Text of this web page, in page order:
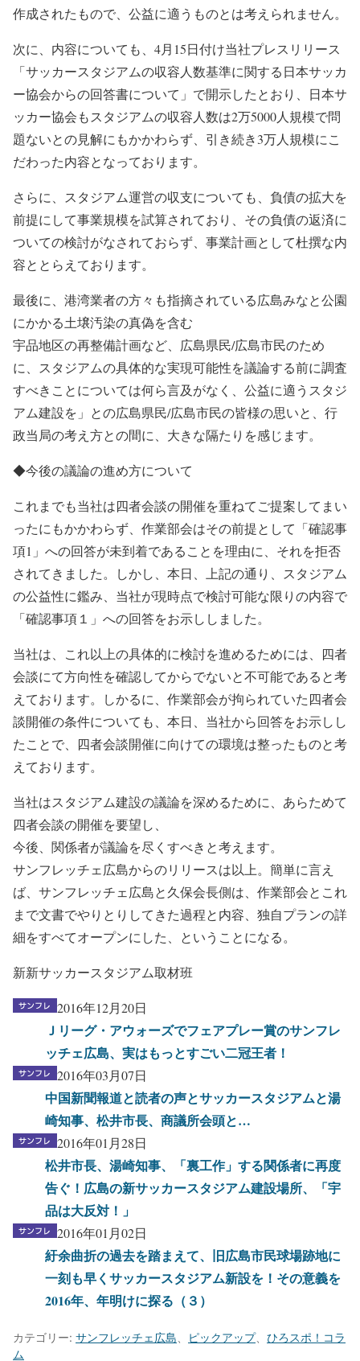
作成されたもので、公益に適うものとは考えられません。
次に、内容についても、4月15日付け当社プレスリリース
「サッカースタジアムの収容人数基準に関する日本サッカ
ー協会からの回答書について」で開示したとおり、日本サ
ッカー協会もスタジアムの収容人数は2万5000人規模で問
題ないとの見解にもかかわらず、引き続き3万人規模にこ
だわった内容となっております。
さらに、スタジアム運営の収支についても、負債の拡大を
前提にして事業規模を試算されており、その負債の返済に
ついての検討がなされておらず、事業計画として杜撰な内
容ととらえております。
最後に、港湾業者の方々も指摘されている広島みなと公園
にかかる土壌汚染の真偽を含む
宇品地区の再整備計画など、広島県民/広島市民のため
に、スタジアムの具体的な実現可能性を議論する前に調査
すべきことについては何ら言及がなく、公益に適うスタジ
アム建設を」との広島県民/広島市民の皆様の思いと、行
政当局の考え方との間に、大きな隔たりを感じます。
◆今後の議論の進め方について
これまでも当社は四者会談の開催を重ねてご提案してまい
ったにもかかわらず、作業部会はその前提として「確認事
項1」への回答が未到着であることを理由に、それを拒否
されてきました。しかし、本日、上記の通り、スタジアム
の公益性に鑑み、当社が現時点で検討可能な限りの内容で
「確認事項１」への回答をお示ししました。
当社は、これ以上の具体的に検討を進めるためには、四者
会談にて方向性を確認してからでないと不可能であると考
えております。しかるに、作業部会が拘られていた四者会
談開催の条件についても、本日、当社から回答をお示しし
たことで、四者会談開催に向けての環境は整ったものと考
えております。
当社はスタジアム建設の議論を深めるために、あらためて
四者会談の開催を要望し、
今後、関係者が議論を尽くすべきと考えます。
サンフレッチェ広島からのリリースは以上。簡単に言え
ば、サンフレッチェ広島と久保会長側は、作業部会とこれ
まで文書でやりとりしてきた過程と内容、独自プランの詳
細をすべてオープンにした、ということになる。
新新サッカースタジアム取材班
2016年12月20日
Ｊリーグ・アウォーズでフェアプレー賞のサンフレ
ッチェ広島、実はもっとすごい二冠王者！
2016年03月07日
中国新聞報道と読者の声とサッカースタジアムと湯
崎知事、松井市長、商議所会頭と…
2016年01月28日
松井市長、湯崎知事、「裏工作」する関係者に再度
告ぐ！広島の新サッカースタジアム建設場所、「宇
品は大反対！」
2016年01月02日
紆余曲折の過去を踏まえて、旧広島市民球場跡地に
一刻も早くサッカースタジアム新設を！その意義を
2016年、年明けに探る（３）
カテゴリー: サンフレッチェ広島 ピックアップ、 ひろスポ！コラ
ム